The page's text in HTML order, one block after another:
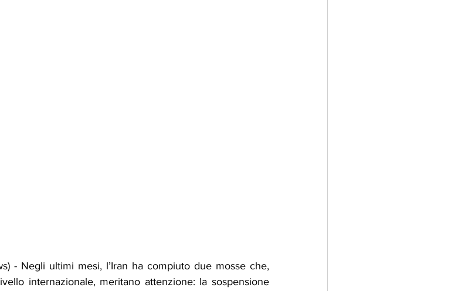
- Negli ultimi mesi, l’Iran ha compiuto due mosse che,
internazionale, meritano attenzione: la sospensione